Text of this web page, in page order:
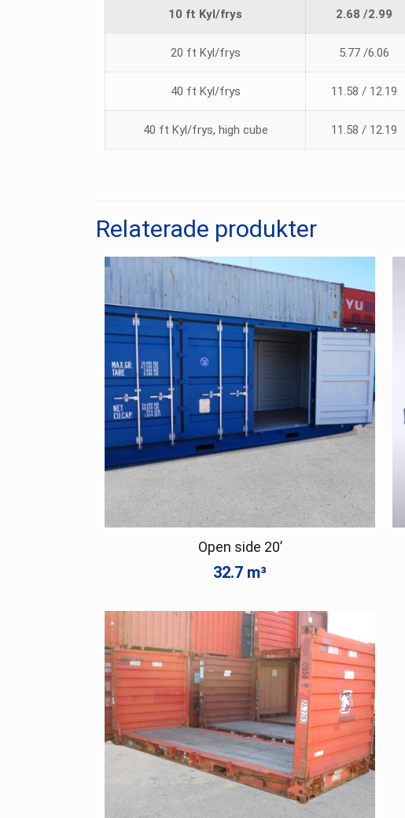
10 ft Kyl/frys 2.68 /2.99
20 ft Kyl/frys 5.77 /6.06
40 ft Kyl/frys 11.58 / 12.19
40 ft Kyl/frys, high cube 11.58 / 12.19
Relaterade produkter
Open side 20’
32.7 m³